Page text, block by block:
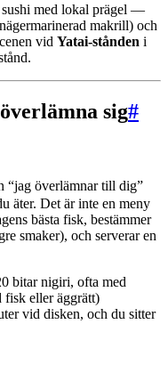
med lokal prägel —
makrill) och
vid Yatai-stånden i
sig#
“jag överlämnar till dig”
äter. Det är inte en meny
bästa fisk, bestämmer
smaker), och serverar en
bitar nigiri, ofta med
fisk eller äggrätt)
vid disken, och du sitter